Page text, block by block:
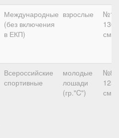
Международные
(без включения
в ЕКП)
взрослые
130
см
Всероссийские
спортивные
молодые
лошади
(гр."C")
№8,
125
см